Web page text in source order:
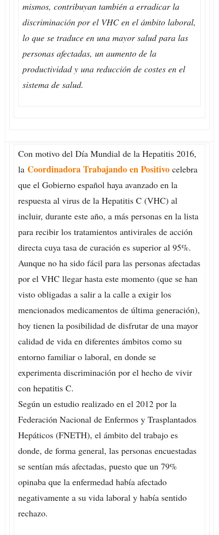
mismos, contribuyan también a erradicar la
discriminación por el VHC en el ámbito laboral,
lo que se traduce en una mayor salud para las
personas afectadas, un aumento de la
productividad y una reducción de costes en el
sistema de salud.
Con motivo del Día Mundial de la Hepatitis 2016,
la Coordinadora Trabajando en Positivo celebra
que el Gobierno español haya avanzado en la
respuesta al virus de la Hepatitis C (VHC) al
incluir, durante este año, a más personas en la lista
para recibir los tratamientos antivirales de acción
directa cuya tasa de curación es superior al 95%.
Aunque no ha sido fácil para las personas afectadas
por el VHC llegar hasta este momento (que se han
visto obligadas a salir a la calle a exigir los
mencionados medicamentos de última generación),
hoy tienen la posibilidad de disfrutar de una mayor
calidad de vida en diferentes ámbitos como su
entorno familiar o laboral, en donde se
experimenta discriminación por el hecho de vivir
con hepatitis C.
Según un estudio realizado en el 2012 por la
Federación Nacional de Enfermos y Trasplantados
Hepáticos (FNETH), el ámbito del trabajo es
donde, de forma general, las personas encuestadas
se sentían más afectadas, puesto que un 79%
opinaba que la enfermedad había afectado
negativamente a su vida laboral y había sentido
rechazo.